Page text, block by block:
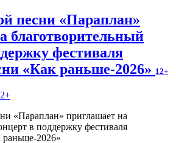
песни «Параплан»
благотворительный
фестиваля
«Как раньше-2026» 12+